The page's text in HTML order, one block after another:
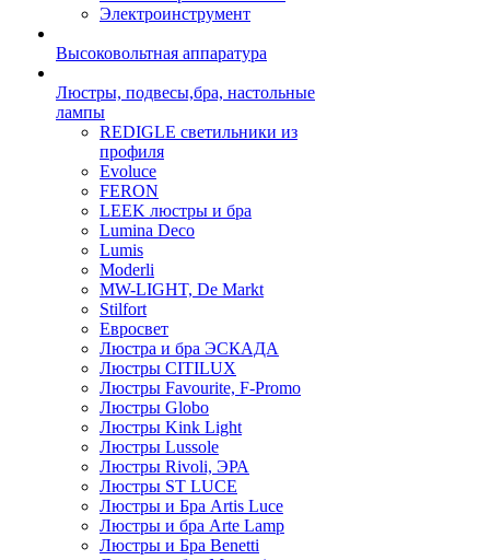
Электроинструмент
Высоковольтная аппаратура
Люстры, подвесы,бра, настольные
лампы
REDIGLE светильники из
профиля
Evoluce
FERON
LEEK люстры и бра
Lumina Deco
Lumis
Moderli
MW-LIGHT, De Markt
Stilfort
Евросвет
Люстра и бра ЭСКАДА
Люстры CITILUX
Люстры Favourite, F-Promo
Люстры Globo
Люстры Kink Light
Люстры Lussole
Люстры Rivoli, ЭРА
Люстры ST LUCE
Люстры и Бра Artis Luce
Люстры и бра Arte Lamp
Люстры и Бра Benetti